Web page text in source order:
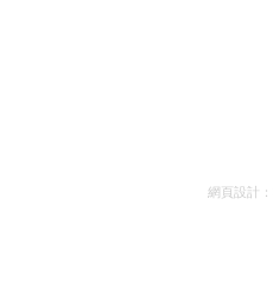
網頁設計：